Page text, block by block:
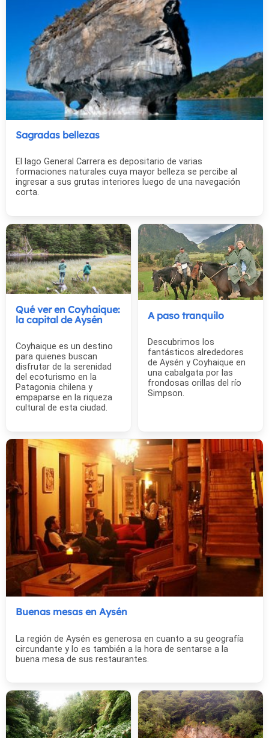
Sagradas bellezas
El lago General Carrera es depositario de varias
formaciones naturales cuya mayor belleza se percibe al
ingresar a sus grutas interiores luego de una navegación
corta.
Qué ver en Coyhaique:
la capital de Aysén
Coyhaique es un destino
para quienes buscan
disfrutar de la serenidad
del ecoturismo en la
Patagonia chilena y
empaparse en la riqueza
cultural de esta ciudad.
A paso tranquilo
Descubrimos los
fantásticos alrededores
de Aysén y Coyhaique en
una cabalgata por las
frondosas orillas del río
Simpson.
Buenas mesas en Aysén
La región de Aysén es generosa en cuanto a su geografía
circundante y lo es también a la hora de sentarse a la
buena mesa de sus restaurantes.